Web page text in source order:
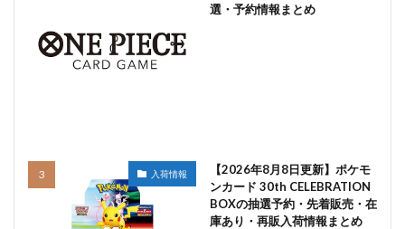
選・予約情報まとめ
入荷情報
【2026年8月8日更新】ポケモ
ンカード 30th CELEBRATION
BOXの抽選予約・先着販売・在
庫あり・再販入荷情報まとめ